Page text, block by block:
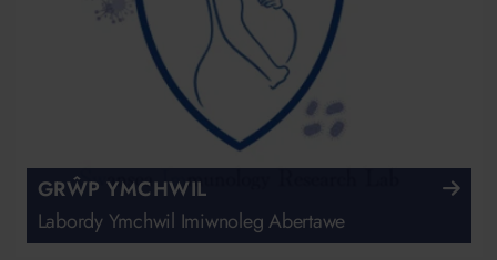
GRŴP YMCHWIL
Labordy Ymchwil Imiwnoleg Abertawe